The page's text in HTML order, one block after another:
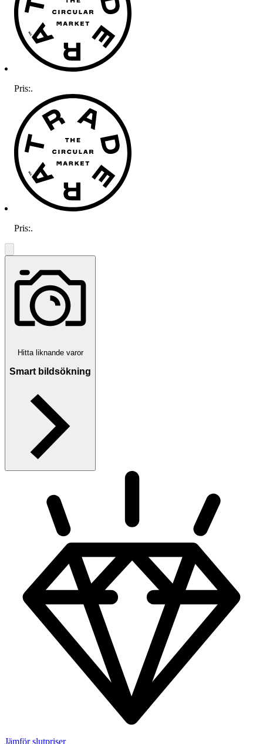
Pris:.
Pris:.
Hitta liknande varor
Smart bildsökning
Jämför slutpriser